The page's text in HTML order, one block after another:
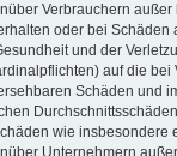
Verbrauchern
oder bei Schäden
und der
auf die bei
Schäden und
wie insbesondere
Unternehmern